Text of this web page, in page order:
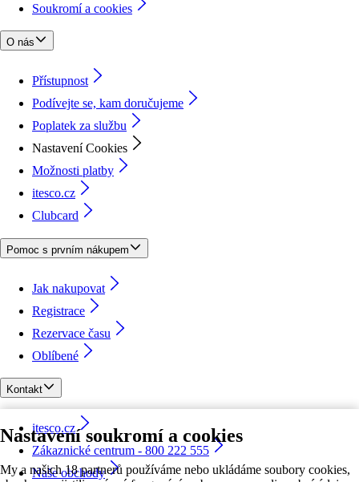
Nastavení soukromí a cookies
My a našich 18 partnerů používáme nebo ukládáme soubory cookies,
Soukromí a cookies
O nás
Přístupnost
Podívejte se, kam doručujeme
Poplatek za službu
Nastavení Cookies
Možnosti platby
itesco.cz
Clubcard
Pomoc s prvním nákupem
Jak nakupovat
Registrace
Rezervace času
Oblíbené
Kontakt
itesco.cz
Zákaznické centrum - 800 222 555
Naše obchody